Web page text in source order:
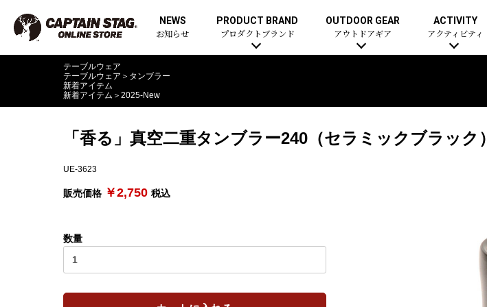
NEWS
お知らせ
PRODUCT BRAND
プロダクトブランド
OUTDOOR GEAR
アウトドアギア
ACTIVITY
アクティビティ
テーブルウェア
テーブルウェア ＞ タンブラー
新着アイテム
新着アイテム ＞ 2025-New
「香る」真空二重タンブラー240（セラミックブラック）
UE-3623
販売価格 ￥2,750 税込
数量